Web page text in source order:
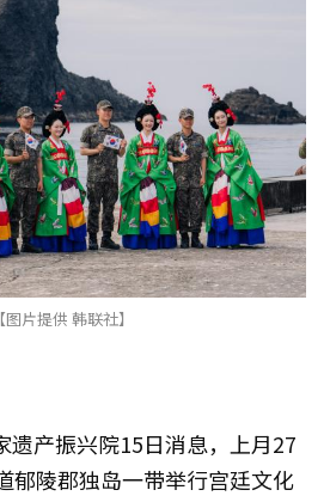
【图片提供 韩联社】
遗产振兴院15日消息，上月27
郁陵郡独岛一带举行宫廷文化